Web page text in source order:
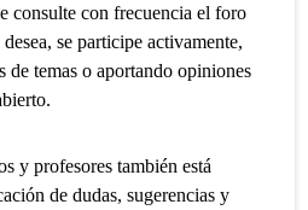
consulte con frecuencia el foro
se participe activamente,
de temas o aportando opiniones
y profesores también está
de dudas, sugerencias y